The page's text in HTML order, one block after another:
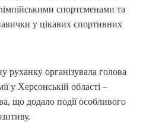
спортсменами та
у цікавих спортивних
руханку організувала голова
у Херсонській області –
що додало події особливого